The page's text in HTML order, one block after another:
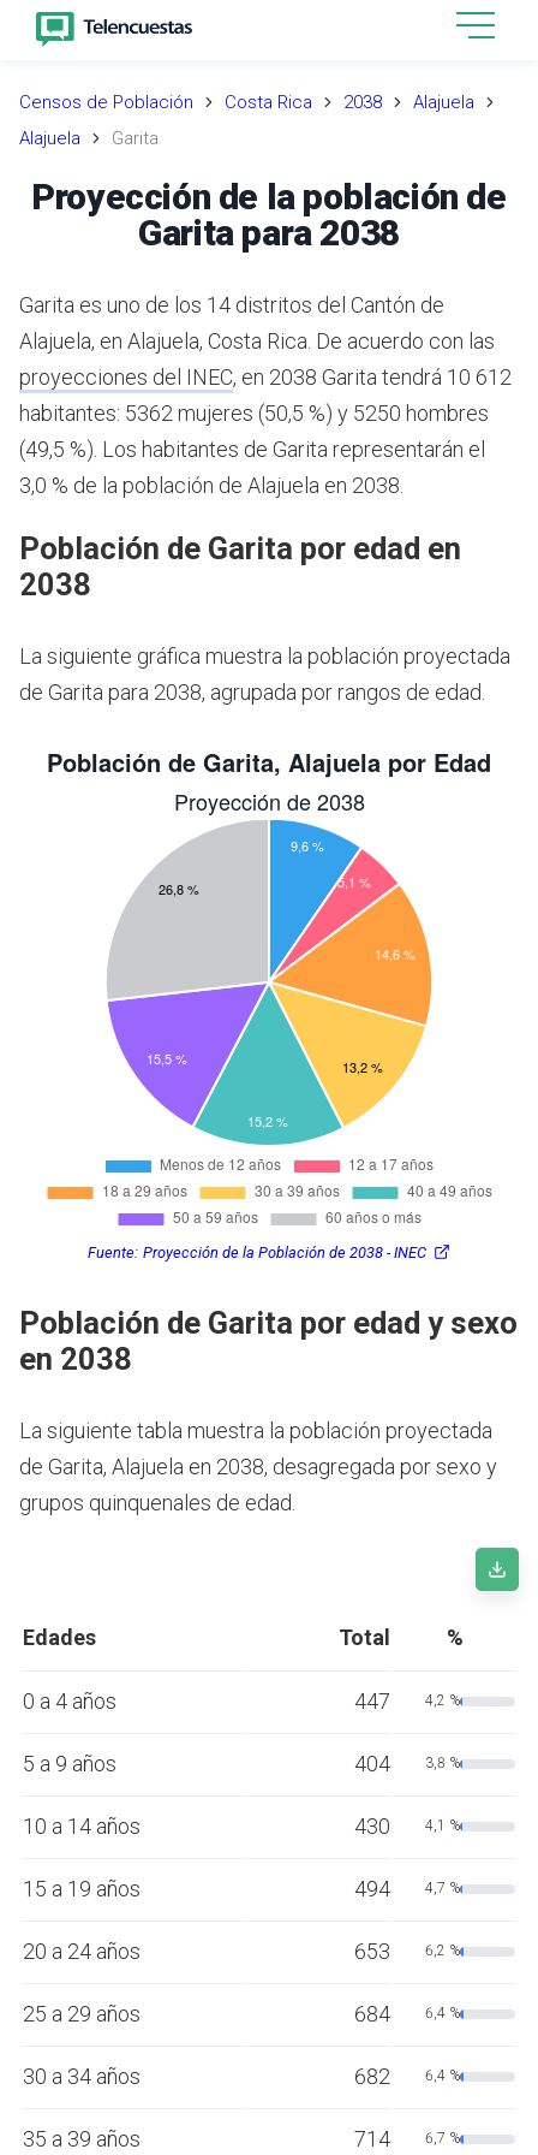
Censos de Población Costa Rica 2038
Alajuela
Alajuela
Garita
Proyección de la población de
Garita para 2038
Garita es uno de los 14 distritos del Cantón de
Alajuela, en Alajuela, Costa Rica. De acuerdo con las
proyecciones del INEC, en 2038 Garita tendrá 10 612
habitantes: 5362 mujeres (50,5 %) y 5250 hombres
(49,5 %). Los habitantes de Garita representarán el
3,0 % de la población de Alajuela en 2038.
Población de Garita por edad en
2038
La siguiente gráfica muestra la población proyectada
de Garita para 2038, agrupada por rangos de edad.
Fuente: Proyección de la Población de 2038 - INEC
Población de Garita por edad y sexo
en 2038
La siguiente tabla muestra la población proyectada
de Garita, Alajuela en 2038, desagregada por sexo y
grupos quinquenales de edad.
Edades Total %
0 a 4 años 447 4,2 %
5 a 9 años 404 3,8 %
10 a 14 años 430 4,1 %
15 a 19 años 494 4,7 %
20 a 24 años 653 6,2 %
25 a 29 años 684 6,4 %
30 a 34 años 682 6,4 %
35 a 39 años 714 6,7 %